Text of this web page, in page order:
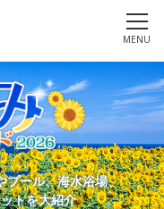
MENU
プール、海水浴場、
トを大紹介